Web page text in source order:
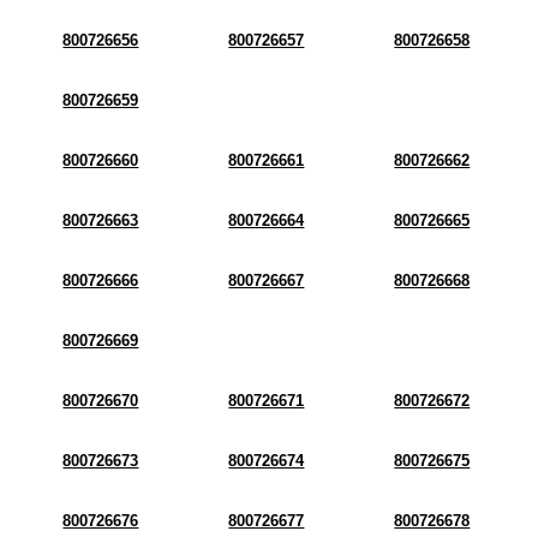
800726656 800726657 800726658
800726659
800726660 800726661 800726662
800726663 800726664 800726665
800726666 800726667 800726668
800726669
800726670 800726671 800726672
800726673 800726674 800726675
800726676 800726677 800726678